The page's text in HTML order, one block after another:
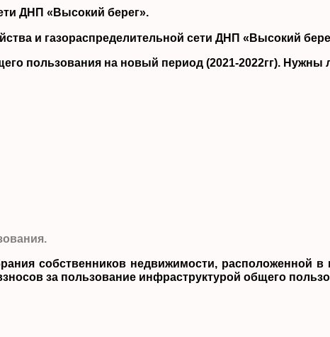
ДНП «Высокий берег».
и газораспределительной сети ДНП «Высокий
пользования на новый период (2021-2022гг). Нужны
собственников недвижимости, расположенной в
за пользование инфраструктурой общего